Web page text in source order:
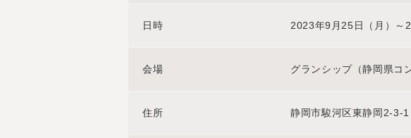
日時 2023年9月25日（月）～
会場 グランシップ（静岡県コ
住所 静岡市駿河区東静岡 2-